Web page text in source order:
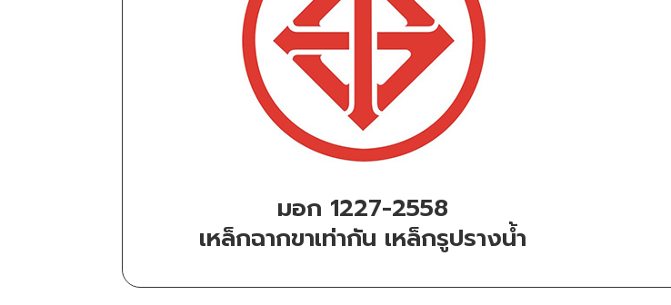
มอก 1227-2558
เหล็กฉากขาเท่ากัน เหล็กรูปรางน้ำ